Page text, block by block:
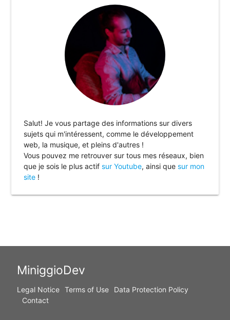
Salut! Je vous partage des informations sur divers
sujets qui m'intéressent, comme le développement
web, la musique, et pleins d'autres !
Vous pouvez me retrouver sur tous mes réseaux, bien
que je sois le plus actifsur Youtube, ainsi quesur mon
site !
MiniggioDev
Legal Notice Terms of Use
Data Protection Policy
Contact